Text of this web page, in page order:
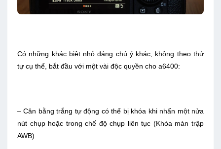
Có những khác biệt nhỏ đáng chú ý khác, không theo thứ
tự cụ thể, bắt đầu với một vài độc quyền cho a6400:
– Cân bằng trắng tự động có thể bị khóa khi nhấn một nửa
nút chụp hoặc trong chế độ chụp liên tục (Khóa màn trập
AWB)